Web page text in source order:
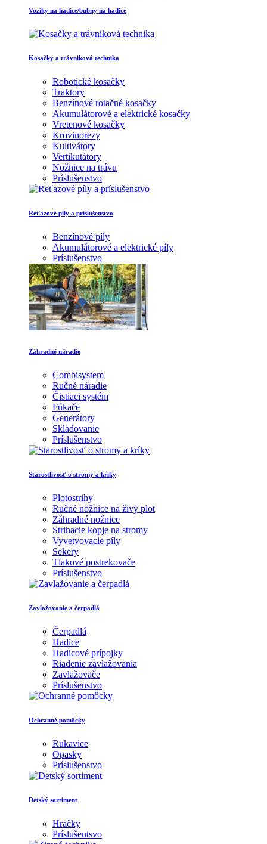
Vozíky na hadice/bubny na hadice
Kosačky a trávniková technika
Robotické kosačky
Traktory
Benzínové rotačné kosačky
Akumulátorové a elektrické kosačky
Vretenové kosačky
Krovinorezy
Kultivátory
Vertikutátory
Nožnice na trávu
Príslušenstvo
Reťazové píly a príslušenstvo
Benzínové píly
Akumulátorové a elektrické píly
Príslušenstvo
Záhradné náradie
Combisystem
Ručné náradie
Čistiaci systém
Fúkače
Generátory
Skladovanie
Príslušenstvo
Starostlivosť o stromy a kríky
Plotostrihy
Ručné nožnice na živý plot
Záhradné nožnice
Strihacie kopje na stromy
Vyvetvovacie píly
Sekery
Tlakové postrekovače
Príslušenstvo
Zavlažovanie a čerpadlá
Čerpadlá
Hadice
Hadicové prípojky
Riadenie zavlažovania
Zavlažovače
Príslušenstvo
Ochranné pomôcky
Rukavice
Opasky
Príslušenstvo
Detský sortiment
Hračky
Príslušentsvo